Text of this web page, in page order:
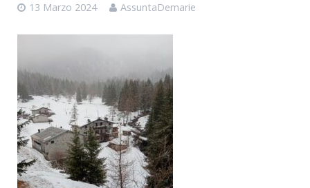
Calendario
Foto
Cimbergo da vedere
Contatti
13 Marzo 2024 AssuntaDemarie